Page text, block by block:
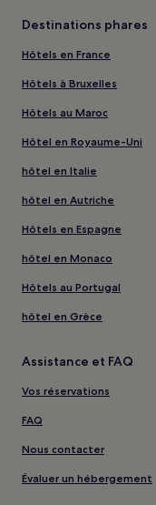
Destinations phares
Hôtels en France
Hôtels à Bruxelles
Hôtels au Maroc
Hôtel en Royaume-Uni
hôtel en Italie
hôtel en Autriche
Hôtels en Espagne
hôtel en Monaco
Hôtels au Portugal
hôtel en Grèce
Assistance et FAQ
Vos réservations
FAQ
Nous contacter
Évaluer un hébergement